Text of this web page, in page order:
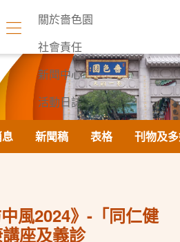
關於嗇色園
社會責任
新聞中心
活動日誌
聯絡我們
新聞稿 表格 刊物及
風2024》-「同仁健
座及義診